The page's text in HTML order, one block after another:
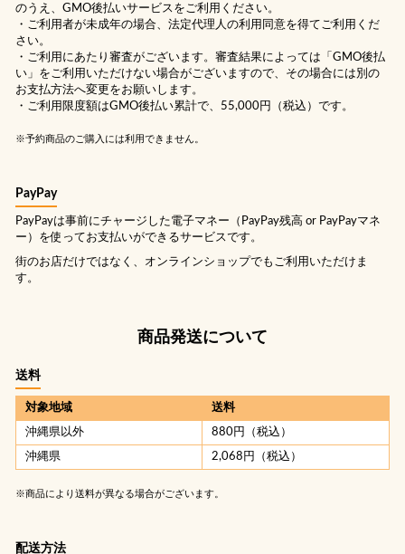
のうえ、GMO後払いサービスをご利用ください。
・ご利用者が未成年の場合、法定代理人の利用同意を得てご利用くだ
さい。
・ご利用にあたり審査がございます。審査結果によっては「GMO後払
い」をご利用いただけない場合がございますので、その場合には別の
お支払方法へ変更をお願いします。
・ご利用限度額はGMO後払い累計で、55,000円（税込）です。
※予約商品のご購入には利用できません。
PayPay
PayPayは事前にチャージした電子マネー（PayPay残高 or PayPayマネ
ー）を使ってお支払いができるサービスです。
街のお店だけではなく、オンラインショップでもご利用いただけま
す。
商品発送について
送料
対象地域 送料
沖縄県以外 880円（税込）
沖縄県 2,068円（税込）
※商品により送料が異なる場合がございます。
配送方法